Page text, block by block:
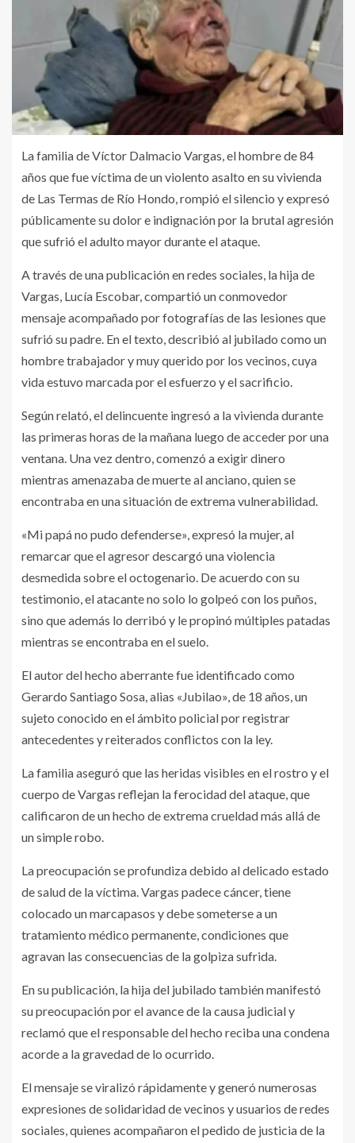
La familia de Víctor Dalmacio Vargas, el hombre de 84
años que fue víctima de un violento asalto en su vivienda
de Las Termas de Río Hondo, rompió el silencio y expresó
públicamente su dolor e indignación por la brutal agresión
que sufrió el adulto mayor durante el ataque.
A través de una publicación en redes sociales, la hija de
Vargas, Lucía Escobar, compartió un conmovedor
mensaje acompañado por fotografías de las lesiones que
sufrió su padre. En el texto, describió al jubilado como un
hombre trabajador y muy querido por los vecinos, cuya
vida estuvo marcada por el esfuerzo y el sacrificio.
Según relató, el delincuente ingresó a la vivienda durante
las primeras horas de la mañana luego de acceder por una
ventana. Una vez dentro, comenzó a exigir dinero
mientras amenazaba de muerte al anciano, quien se
encontraba en una situación de extrema vulnerabilidad.
«Mi papá no pudo defenderse», expresó la mujer, al
remarcar que el agresor descargó una violencia
desmedida sobre el octogenario. De acuerdo con su
testimonio, el atacante no solo lo golpeó con los puños,
sino que además lo derribó y le propinó múltiples patadas
mientras se encontraba en el suelo.
El autor del hecho aberrante fue identificado como
Gerardo Santiago Sosa, alias «Jubilao», de 18 años, un
sujeto conocido en el ámbito policial por registrar
antecedentes y reiterados conflictos con la ley.
La familia aseguró que las heridas visibles en el rostro y el
cuerpo de Vargas reflejan la ferocidad del ataque, que
calificaron de un hecho de extrema crueldad más allá de
un simple robo.
La preocupación se profundiza debido al delicado estado
de salud de la víctima. Vargas padece cáncer, tiene
colocado un marcapasos y debe someterse a un
tratamiento médico permanente, condiciones que
agravan las consecuencias de la golpiza sufrida.
En su publicación, la hija del jubilado también manifestó
su preocupación por el avance de la causa judicial y
reclamó que el responsable del hecho reciba una condena
acorde a la gravedad de lo ocurrido.
El mensaje se viralizó rápidamente y generó numerosas
expresiones de solidaridad de vecinos y usuarios de redes
sociales, quienes acompañaron el pedido de justicia de la